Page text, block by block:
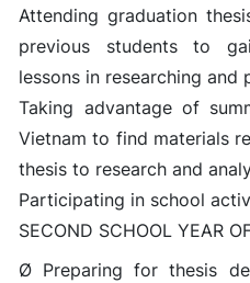
Attending graduation
previous students to
lessons in researching and
Taking advantage of
Vietnam to find materials
thesis to research and
Participating in school
SECOND SCHOOL YEAR
Ø Preparing for thesis